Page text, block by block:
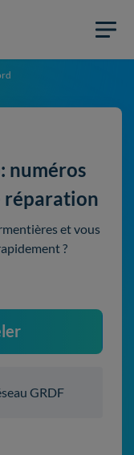
numéros
réparation
et vous
?
GRDF